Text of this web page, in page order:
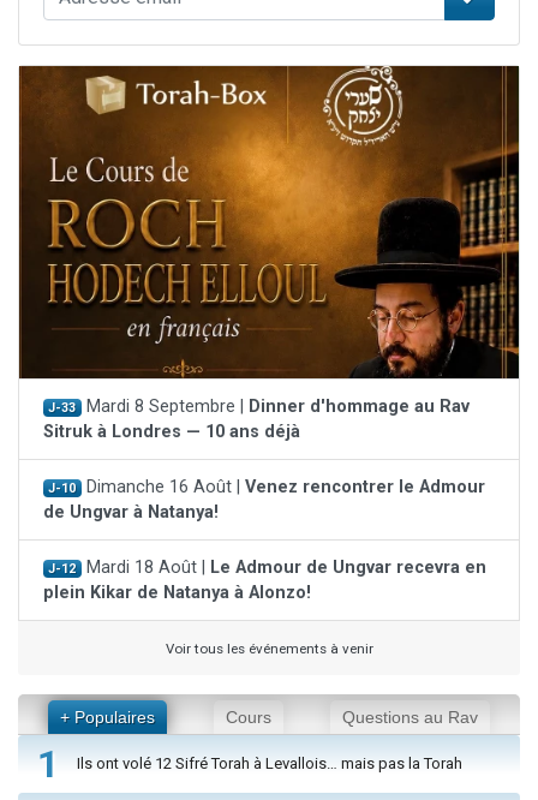
J-33 Mardi 8 Septembre |
Dinner d'hommage au Rav
Sitruk à Londres — 10 ans déjà
J-10 Dimanche 16 Août | Venez rencontrer le Admour
de Ungvar à Natanya!
J-12 Mardi 18 Août |
Le Admour de Ungvar recevra en
plein Kikar de Natanya à Alonzo!
Voir tous les événements à venir
+ Populaires Cours Questions au Rav
1 Ils ont volé 12 Sifré Torah à Levallois… mais pas la Torah